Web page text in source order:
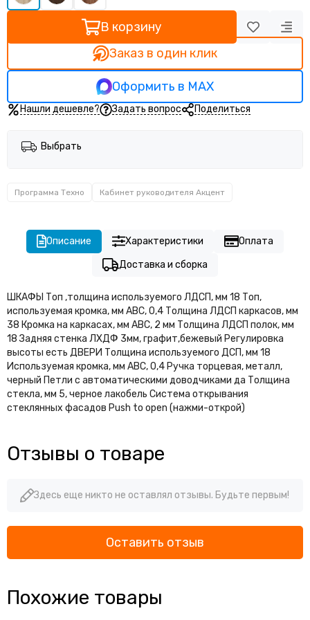
Кабинет руководителя Тренд (Trend)
В корзину
Заказ в один клик
Оформить в MAX
Нашли дешевле? Задать вопрос Поделиться
Выбрать
Программа Техно Кабинет руководителя Акцент
Описание Характеристики
Оплата
Доставка и сборка
ШКАФЫ Топ ,толщина используемого ЛДСП, мм 18 Топ,
используемая кромка, мм АВС, 0,4 Толщина ЛДСП каркасов, мм
38 Кромка на каркасах, мм АВС, 2 мм Толщина ЛДСП полок, мм
18 Задняя стенка ЛХДФ 3мм, графит,бежевый Регулировка
высоты есть ДВЕРИ Толщина используемого ДСП, мм 18
Используемая кромка, мм АВС, 0,4 Ручка торцевая, металл,
черный Петли с автоматическими доводчиками да Толщина
стекла, мм 5, черное лакобель Система открывания
стеклянных фасадов Push to open (нажми-открой)
Отзывы о товаре
Здесь еще никто не оставлял отзывы. Будьте первым!
Оставить отзыв
Похожие товары